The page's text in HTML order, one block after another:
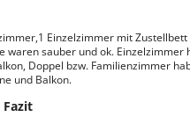
Einzelzimmer mit Zustellbett
waren sauber und ok. Einzelzimmer
Doppel bzw. Familienzimmer
und Balkon.
Fazit